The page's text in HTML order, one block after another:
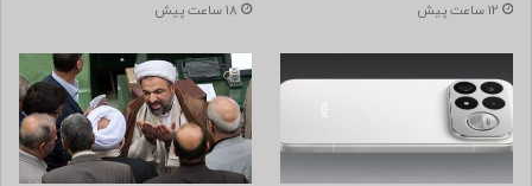
تعداد زیاد مدل‌ها می‌تواند گیج‌کننده باشد
SUV های بزرگ در شهر ممکن است دست‌ و پاگیر باشند
مصرف سوخت بالاتر در مدل‌های بزرگ
12 ساعت پیش 18 ساعت پیش